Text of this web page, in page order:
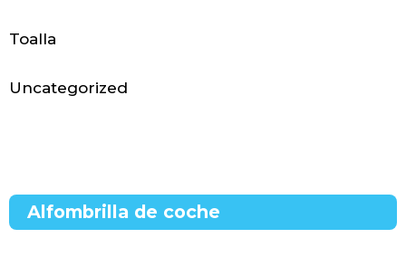
l
Alfombrilla de coche
Toalla
Uncategorized